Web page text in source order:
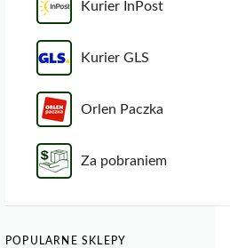
Kurier InPost
Kurier GLS
Orlen Paczka
Za pobraniem
POPULARNE SKLEPY